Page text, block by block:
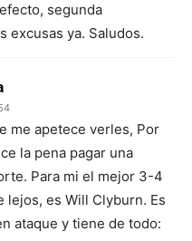
segunda
excusas ya. Saludos.
me apetece verles, Por
la pena pagar una
Para mi el mejor 3-4
lejos, es Will Clyburn. Es
ataque y tiene de todo: